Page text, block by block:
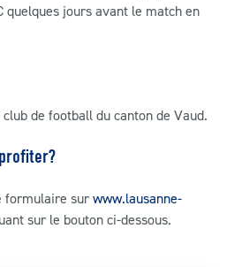
quelques jours avant le match en
de football du canton de Vaud.
formulaire sur www.lausanne-
sur le bouton ci-dessous.